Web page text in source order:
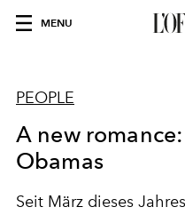
MENU
PEOPLE
A new
Obamas
Seit März dieses